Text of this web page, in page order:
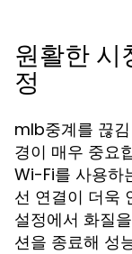
원활한 시
정
mlb중계를 끊
경이 매우 중요
Wi-Fi를 사용하
선 연결이 더욱
설정에서 화질
션을 종료해 성